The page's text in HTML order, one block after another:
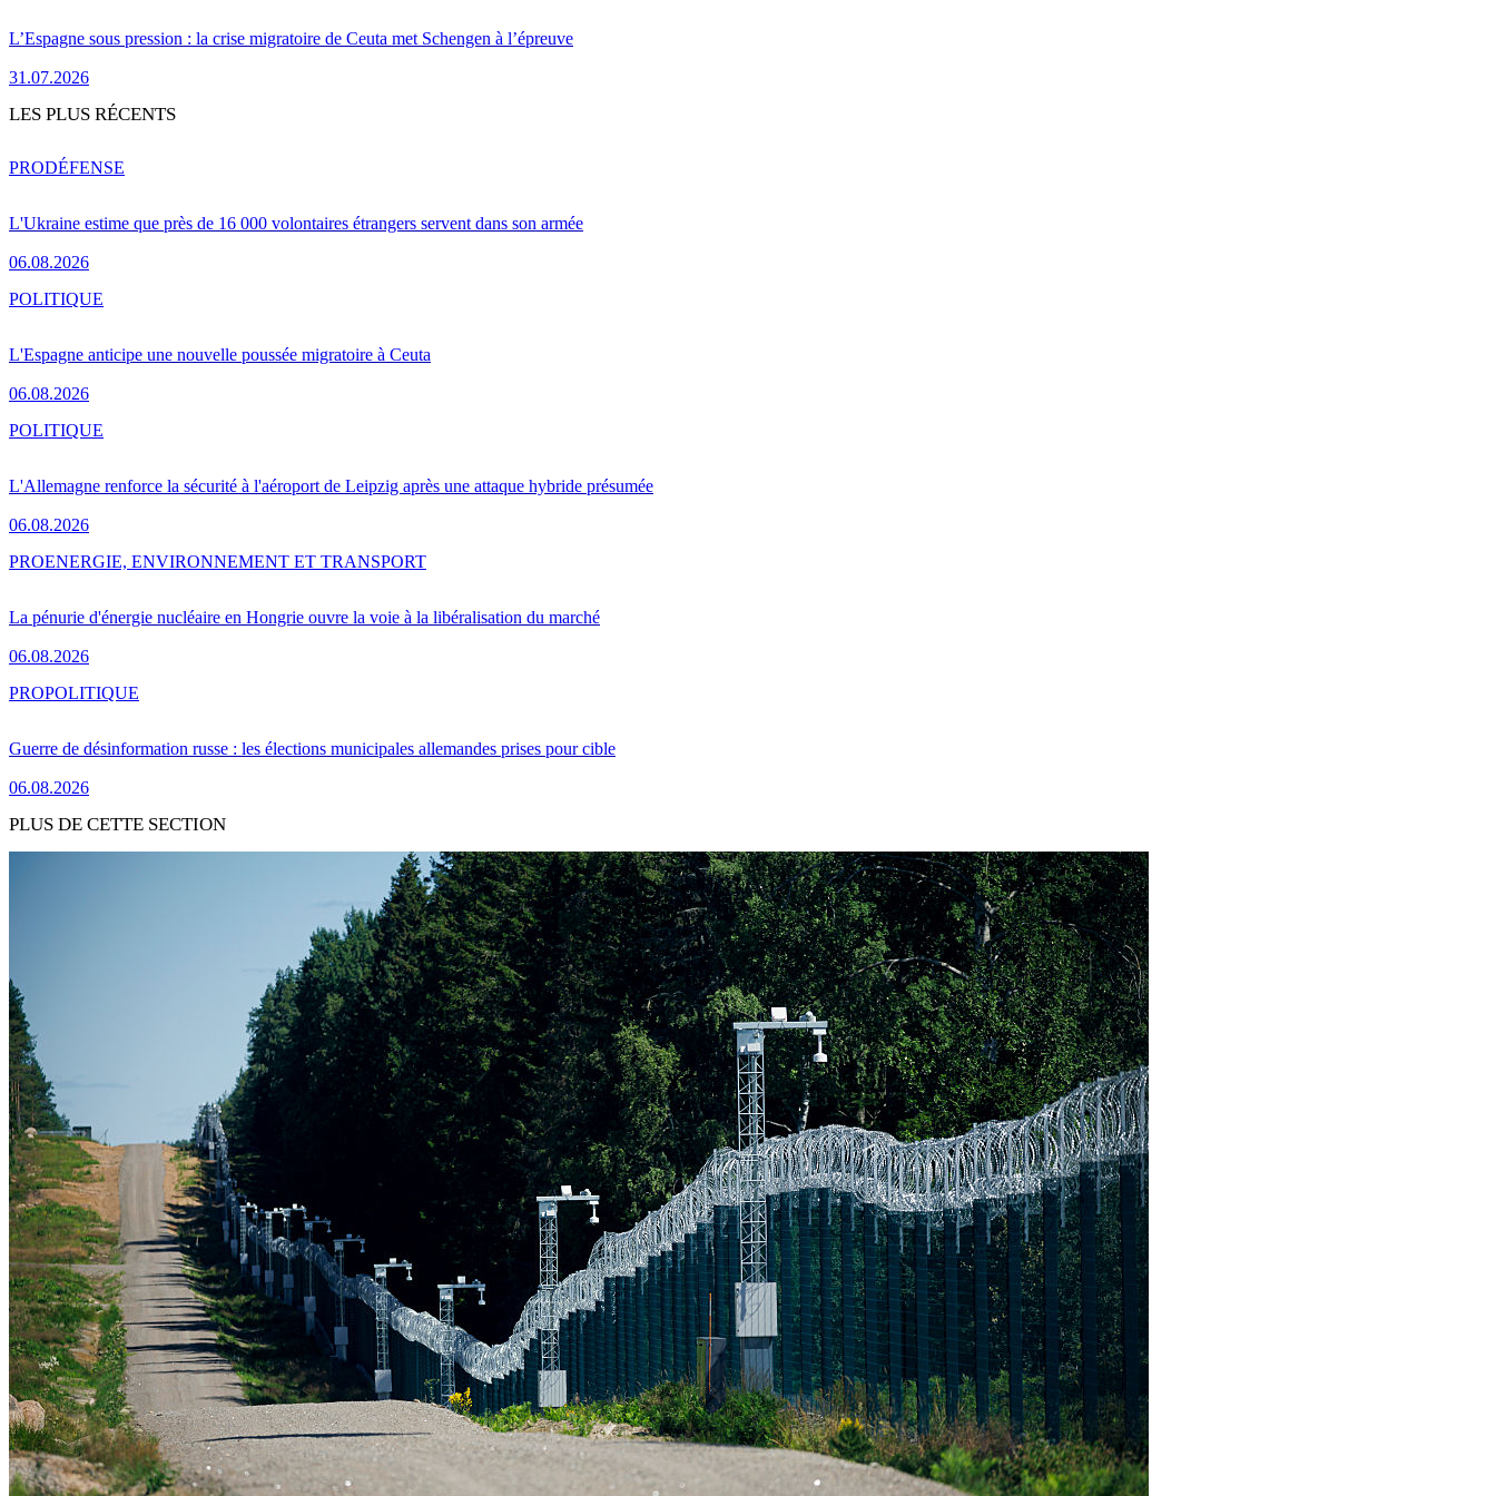
L’Espagne sous pression : la crise migratoire de Ceuta met Schengen à l’épreuve
31.07.2026
LES PLUS RÉCENTS
L'Ukraine estime que près de 16 000 volontaires étrangers servent dans son armée
06.08.2026
PRODÉFENSE
L'Espagne anticipe une nouvelle poussée migratoire à Ceuta
06.08.2026
POLITIQUE
L'Allemagne renforce la sécurité à l'aéroport de Leipzig après une attaque hybride présumée
06.08.2026
POLITIQUE
La pénurie d'énergie nucléaire en Hongrie ouvre la voie à la libéralisation du marché
06.08.2026
PROENERGIE, ENVIRONNEMENT ET TRANSPORT
Guerre de désinformation russe : les élections municipales allemandes prises pour cible
06.08.2026
PROPOLITIQUE
PLUS DE CETTE SECTION